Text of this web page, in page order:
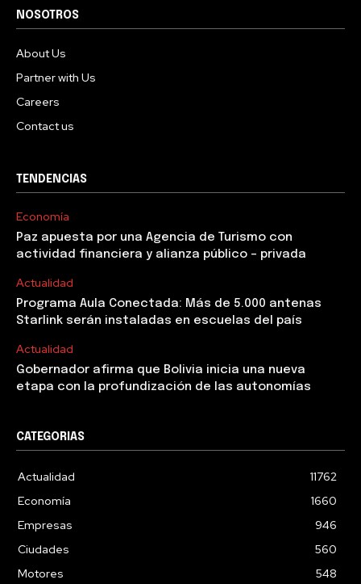
NOSOTROS
About Us
Partner with Us
Careers
Contact us
TENDENCIAS
Economía
Paz apuesta por una Agencia de Turismo con
actividad financiera y alianza público – privada
Actualidad
Programa Aula Conectada: Más de 5.000 antenas
Starlink serán instaladas en escuelas del país
Actualidad
Gobernador afirma que Bolivia inicia una nueva
etapa con la profundización de las autonomías
CATEGORIAS
Actualidad
11762
Economía
1660
Empresas
946
Ciudades
560
Motores
548